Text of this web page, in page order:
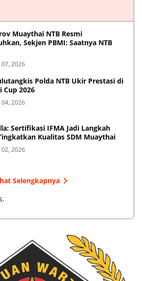
Muaythai NTB Resmi
Sekjen PBMI: Saatnya NTB
2026
Polda NTB Ukir Prestasi di
Cup 2026
2026
Sertifikasi IFMA Jadi Langkah
Kualitas SDM Muaythai
2026
Selengkapnya